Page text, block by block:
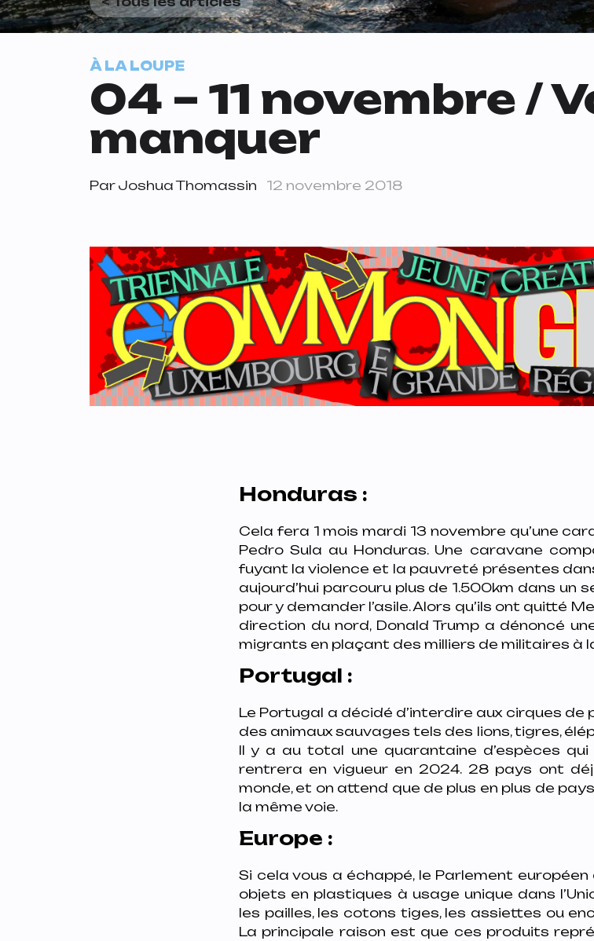
À LA LOUPE
04 – 11 novembre /
manquer
Par Joshua Thomassin 12 novembre 2018
Honduras :
Cela fera 1 mois mardi 13 novembre qu’une
Pedro Sula au Honduras. Une caravane
fuyant la violence et la pauvreté présentes
aujourd’hui parcouru plus de 1.500km dans un
pour y demander l’asile. Alors qu’ils ont quitté
direction du nord, Donald Trump a dénoncé
migrants en plaçant des milliers de militaires à
Portugal :
Le Portugal a décidé d’interdire aux cirques
des animaux sauvages tels des lions, tigres,
Il y a au total une quarantaine d’espèces
rentrera en vigueur en 2024. 28 pays ont
monde, et on attend que de plus en plus de
la même voie.
Europe :
Si cela vous a échappé, le Parlement
objets en plastiques à usage unique dans
les pailles, les cotons tiges, les assiettes ou
La principale raison est que ces produits